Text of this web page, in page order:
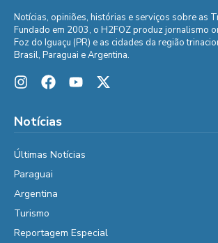
Notícias, opiniões, histórias e serviços sobre as
Fundado em 2003, o H2FOZ produz jornalismo
Foz do Iguaçu (PR) e as cidades da região
Brasil, Paraguai e Argentina.
Notícias
Últimas Notícias
Paraguai
Argentina
Turismo
Reportagem Especial